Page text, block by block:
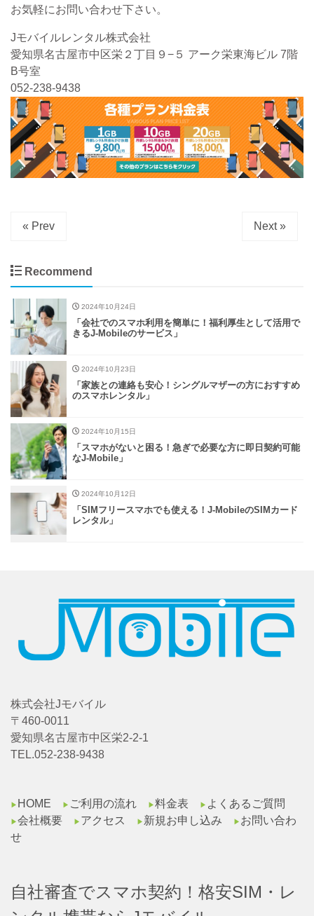
お気軽にお問い合わせ下さい。
Jモバイルレンタル株式会社
愛知県名古屋市中区栄２丁目９−５ アーク栄東海ビル 7階
B号室
052-238-9438
« Prev Next »
Recommend
2024年10月24日
「会社でのスマホ利用を簡単に！福利厚生として活用で
きるJ-Mobileのサービス」
2024年10月23日
「家族との連絡も安心！シングルマザーの方におすすめ
のスマホレンタル」
2024年10月15日
「スマホがないと困る！急ぎで必要な方に即日契約可能
なJ-Mobile」
2024年10月12日
「SIMフリースマホでも使える！J-MobileのSIMカード
レンタル」
株式会社Jモバイル
〒460-0011
愛知県名古屋市中区栄2-2-1
TEL.052-238-9438
▶︎ HOME ▶︎ ご利用の流れ ▶︎料金表 ▶︎ よくあるご質問
▶︎会社概要 ▶︎ アクセス ▶︎ 新規お申し込み ▶︎ お問い合わ
せ
自社審査でスマホ契約！格安SIM・レ